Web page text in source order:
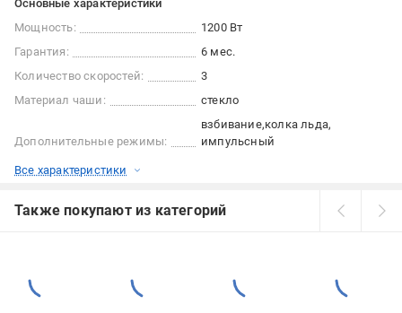
Основные характеристики
Мощность:
1200 Вт
Гарантия:
6 мес.
Количество скоростей:
3
Материал чаши:
стекло
Дополнительные режимы:
взбивание колка льда
импульсный
Все характеристики
Также покупают из категорий